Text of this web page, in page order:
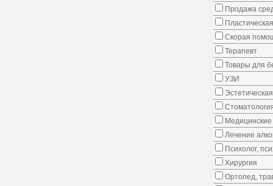
Продажа
Скорая
Терапевт
Товары для
УЗИ
Медицинские
Лечение
Психолог,
Хирургия
Ортопед,